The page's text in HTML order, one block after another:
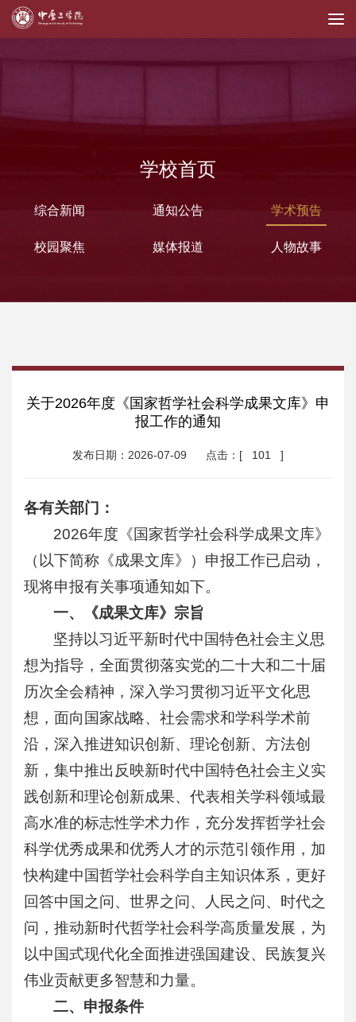
学校首页
综合新闻 通知公告 学术预告
校园聚焦 媒体报道 人物故事
关于2026年度《国家哲学社会科学成果文库》申
报工作的通知
发布日期：2026-07-09 点击：[ 101 ]
各有关部门：
2026年度《国家哲学社会科学成果文库》
（以下简称《成果文库》）申报工作已启动，
现将申报有关事项通知如下。
一、《成果文库》宗旨
坚持以习近平新时代中国特色社会主义思
想为指导，全面贯彻落实党的二十大和二十届
历次全会精神，深入学习贯彻习近平文化思
想，面向国家战略、社会需求和学科学术前
沿，深入推进知识创新、理论创新、方法创
新，集中推出反映新时代中国特色社会主义实
践创新和理论创新成果、代表相关学科领域最
高水准的标志性学术力作，充分发挥哲学社会
科学优秀成果和优秀人才的示范引领作用，加
快构建中国哲学社会科学自主知识体系，更好
回答中国之问、世界之问、人民之问、时代之
问，推动新时代哲学社会科学高质量发展，为
以中国式现代化全面推进强国建设、民族复兴
伟业贡献更多智慧和力量。
二、申报条件